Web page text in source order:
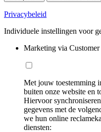
Privacybeleid
Individuele instellingen voor
Marketing via
Met jouw toestemming
buiten onze website en
Hiervoor
gegevens met de
we hun online
diensten: